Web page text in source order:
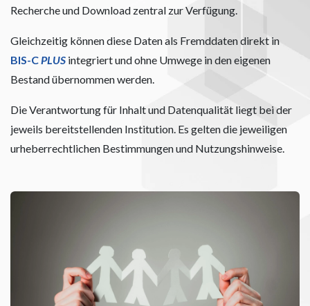
Recherche und Download zentral zur Verfügung.
Gleichzeitig können diese Daten als Fremddaten direkt in
BIS-CPLUS integriert und ohne Umwege in den eigenen
Bestand übernommen werden.
Die Verantwortung für Inhalt und Datenqualität liegt bei der
jeweils bereitstellenden Institution. Es gelten die jeweiligen
urheberrechtlichen Bestimmungen und Nutzungshinweise.